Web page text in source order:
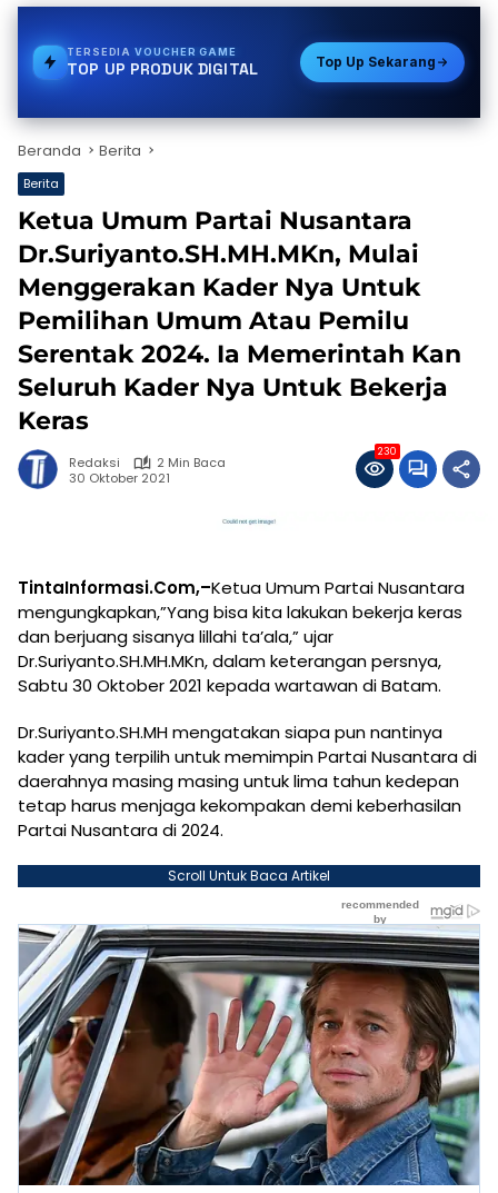
TERSEDIAGAS
TOP UP PRODUK DIGITAL Top Up Sekarang
Beranda Berita
Berita
Ketua Umum Partai Nusantara
Dr.Suriyanto.SH.MH.MKn, Mulai
Menggerakan Kader Nya Untuk
Pemilihan Umum Atau Pemilu
Serentak 2024. Ia Memerintah Kan
Seluruh Kader Nya Untuk Bekerja
Keras
Redaksi
2 Min Baca
30 Oktober 2021
230
TintaInformasi.Com,–Ketua Umum Partai Nusantara
mengungkapkan,”Yang bisa kita lakukan bekerja keras
dan berjuang sisanya lillahi ta’ala,” ujar
Dr.Suriyanto.SH.MH.MKn, dalam keterangan persnya,
Sabtu 30 Oktober 2021 kepada wartawan di Batam.
Dr.Suriyanto.SH.MH mengatakan siapa pun nantinya
kader yang terpilih untuk memimpin Partai Nusantara di
daerahnya masing masing untuk lima tahun kedepan
tetap harus menjaga kekompakan demi keberhasilan
Partai Nusantara di 2024.
Scroll Untuk Baca Artikel